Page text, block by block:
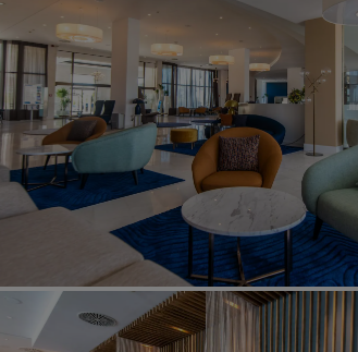
Residence
Hotel
Hotel
apertura
Meeting
Scopri
Prenota
Richiedi